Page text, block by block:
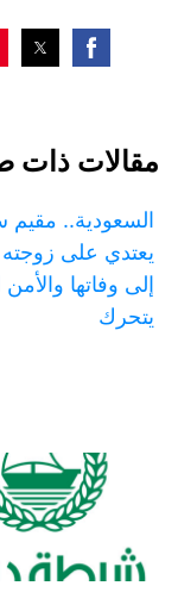
مقالات ذات
السعودية.. مقيم
يعتدي على
إلى وفاتها والأمن
يتحرك